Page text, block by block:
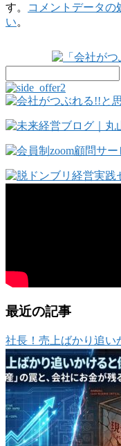
す。
コメントデータの
い。
索:
最近の記事
社長！売上ばかり追い